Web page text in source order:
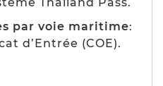
par voie maritime:
d’Entrée (COE).